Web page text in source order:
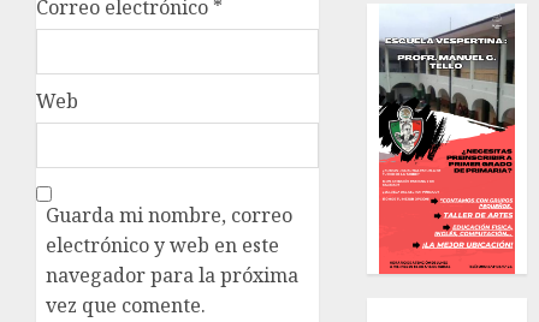
Correo electrónico *
Web
Guarda mi nombre, correo
electrónico y web en este
navegador para la próxima
vez que comente.